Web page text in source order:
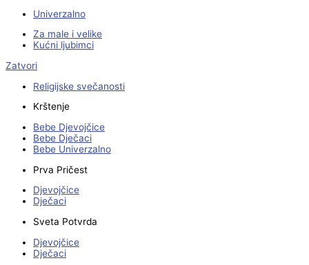
Univerzalno
Za male i velike
Kućni ljubimci
Zatvori
Religijske svečanosti
Krštenje
Bebe Djevojčice
Bebe Dječaci
Bebe Univerzalno
Prva Pričest
Djevojčice
Dječaci
Sveta Potvrda
Djevojčice
Dječaci